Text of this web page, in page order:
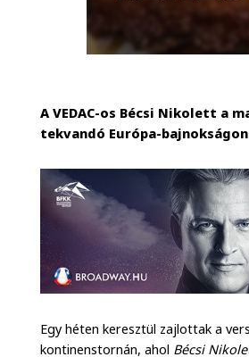
A VEDAC-os Bécsi Nikolett a
tekvandó Európa-
Egy héten keresztül zajlottak a
kontinenstornán, ahol Bécsi